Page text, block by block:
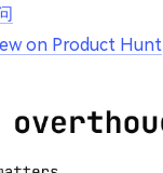
on Product Hunt